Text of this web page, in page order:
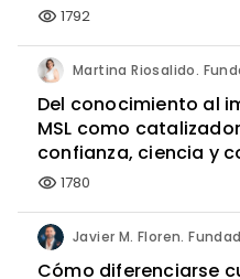
visibility 1792
Martina Riosalido.
Del conocimiento al
MSL como
confianza, ciencia y
visibility 1780
Javier M. Floren.
Cómo diferenciarse